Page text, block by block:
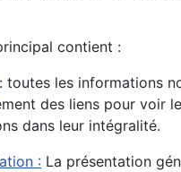
contient :
: toutes les informations
des liens pour voir
dans leur intégralité.
: La présentation